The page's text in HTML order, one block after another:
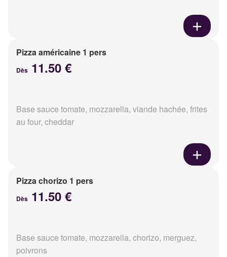
Pizza américaine 1 pers
Dès 11.50 €
Base sauce tomate, mozzarella, viande hachée, frites
au four, cheddar
Pizza chorizo 1 pers
Dès 11.50 €
Base sauce tomate, mozzarella, chorizo, merguez,
poivrons